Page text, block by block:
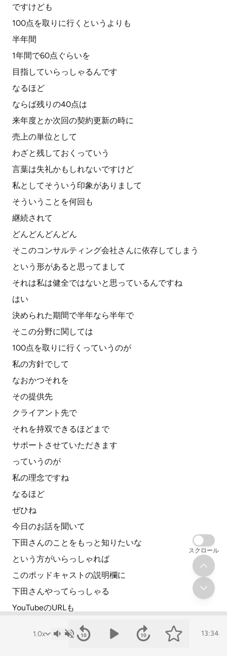
ですけども
100点を取りに行くというよりも
半年間
1年間で60点ぐらいを
目指していらっしゃるんです
なるほど
ならば残りの40点は
来年度とか次回の契約更新の時に
売上の単位として
わざと残しておくっていう
言葉は失礼かもしれないですけど
私としてそういう印象がありまして
そういうことを何回も
継続されて
どんどんどんどん
そこのコンサルティング会社さんに依存してしまう
という形があると思ってまして
それは私は健全ではないと思っているんですね
はい
決められた期間で半年なら半年で
そこの分野に関しては
100点を取りに行くっていうのが
私の方針でして
なおかつそれを
その提供先
クライアント先で
それを持双できるほどまで
サポートさせていただきます
っていうのが
私の理念ですね
なるほど
ぜひね
今日のお話を聞いて
下田さんのことをもっと知りたいな
という方がいらっしゃれば
このポッドキャストの説明欄に
下田さんやってらっしゃる
YouTubeのURLも
掲載させていただきますので
ぜひそこもチェックいただきたいなと思います
13:34
スクロール